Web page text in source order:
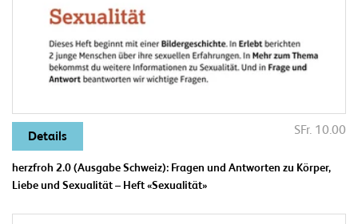
Details SFr. 10.00
herzfroh 2.0 (Ausgabe Schweiz): Fragen und Antworten zu Körper,
Liebe und Sexualität – Heft «Sexualität»